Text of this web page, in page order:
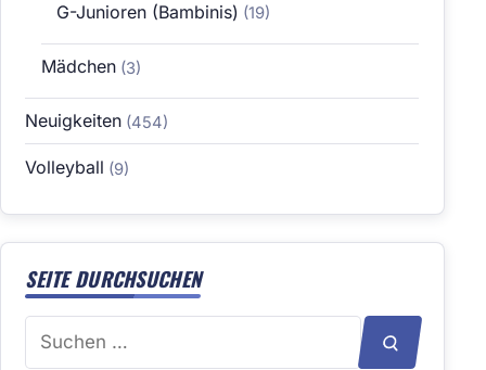
G-Junioren (Bambinis) (19)
Mädchen(3)
Neuigkeiten (454)
Volleyball (9)
SEITE DURCHSUCHEN
Suchen
SUCHEN